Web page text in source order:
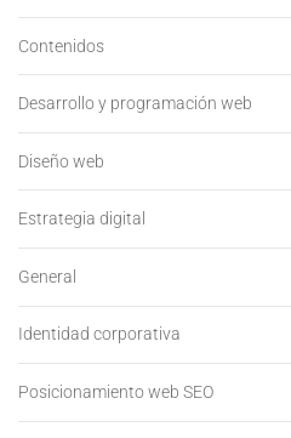
Contenidos
Desarrollo y programación web
Diseño web
Estrategia digital
General
Identidad corporativa
Posicionamiento web SEO